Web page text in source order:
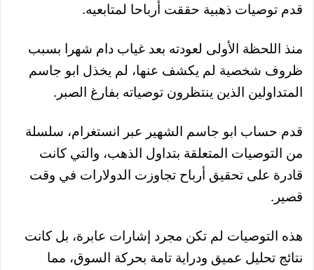
قدم توصيات ذهبية حققت أرباحا لمتابعيه.
منذ اللحظة الأولى لعودته بعد غياب دام شهرا بسبب
ظروف شخصية لم يكشف عنها، لم يخذل ابو جاسم
المتداولين الذين ينتظرون توصياته بفارغ الصبر.
قدم حساب ابو جاسم الشهير عبر انستغرام، سلسلة
من التوصيات المتعلقة بتداول الذهب، والتي كانت
قادرة على تحقيق أرباح تجاوزت الدولارات في وقت
قصير.
هذه التوصيات لم تكن مجرد إشارات عابرة، بل كانت
نتائج تحليل عميق ودراية تامة بحركة السوق، مما